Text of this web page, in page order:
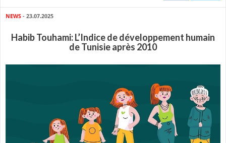
NEWS - 23.07.2025
Habib Touhami: L’Indice de développement humain
de Tunisie après 2010